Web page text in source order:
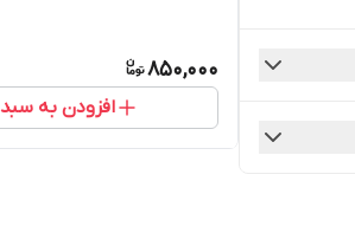
850,000
افزودن به سبد